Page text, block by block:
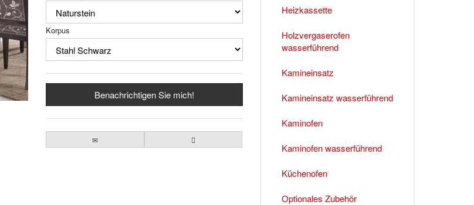
Korpus
Benachrichtigen Sie mich!
Heizkassette
Holzvergaserofen
wasserführend
Kamineinsatz
Kamineinsatz wasserführend
Kaminofen
Kaminofen wasserführend
Küchenofen
Optionales Zubehör